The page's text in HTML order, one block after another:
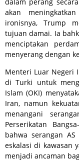
akan
ironisnya, Trump
tujuan damai. Ia
menciptakan
menyerang dengan
Menteri Luar Negeri
di Turki untuk
Islam (OKI)
Iran, namun
menangani
Perserikatan
bahwa serangan
eskalasi di kawasan
menjadi ancaman